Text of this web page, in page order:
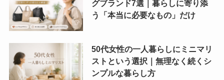
グブランド7選｜暮らしに寄り添
う「本当に必要なもの」だけ
50代女性の一人暮らしにミニマリ
ストという選択｜無理なく続くシ
ンプルな暮らし方